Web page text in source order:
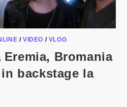
/VIDEO / VLOG
Bromania
backstage la